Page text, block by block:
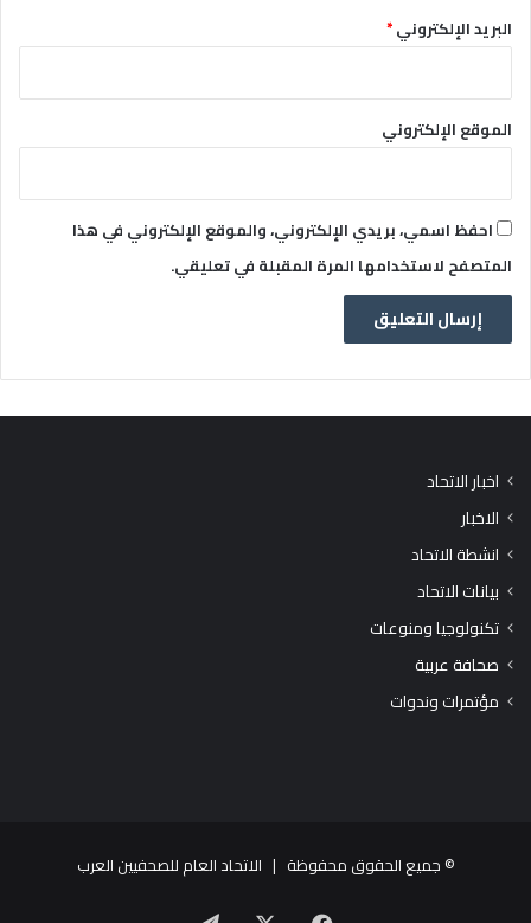
البريد الإلكتروني*
الموقع الإلكتروني
احفظ اسمي، بريدي الإلكتروني، والموقع الإلكتروني في هذا
المتصفح لاستخدامها المرة المقبلة في تعليقي.
اخبار الاتحاد
الاخبار
انشطة الاتحاد
بيانات الاتحاد
تكنولوجيا ومنوعات
صحافة عربية
مؤتمرات وندوات
© جميع الحقوق محفوظة | الاتحاد العام للصحفيين العرب